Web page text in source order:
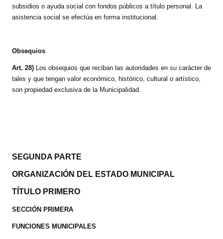
subsidios o ayuda social con fondos públicos a título personal. La
asistencia social se efectúa en forma institucional.
Obsequios
Art. 28) Los obsequios que reciban las autoridades en su carácter de
tales y que tengan valor económico, histórico, cultural o artístico,
son propiedad exclusiva de la Municipalidad.
SEGUNDA PARTE
ORGANIZACIÓN DEL ESTADO MUNICIPAL
TÍTULO PRIMERO
SECCIÓN PRIMERA
FUNCIONES MUNICIPALES